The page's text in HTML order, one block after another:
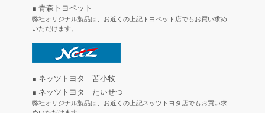
■ 青森トヨペット
弊社オリジナル製品は、お近くの上記トヨペット店でもお買い求め
いただけます。
■ ネッツトヨタ 苫小牧
■ ネッツトヨタ たいせつ
弊社オリジナル製品は、お近くの上記ネッツトヨタ店でもお買い求